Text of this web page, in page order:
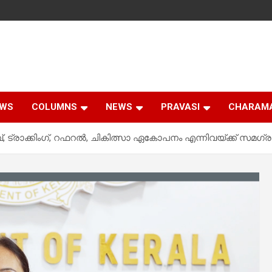
COLUMNS NEWS PRAVASI
ട്രാക്കിംഗ്, റഫറല്‍, ചികിത്സാ ഏകോപനം എന്നിവയ്ക്ക് സമഗ്ര